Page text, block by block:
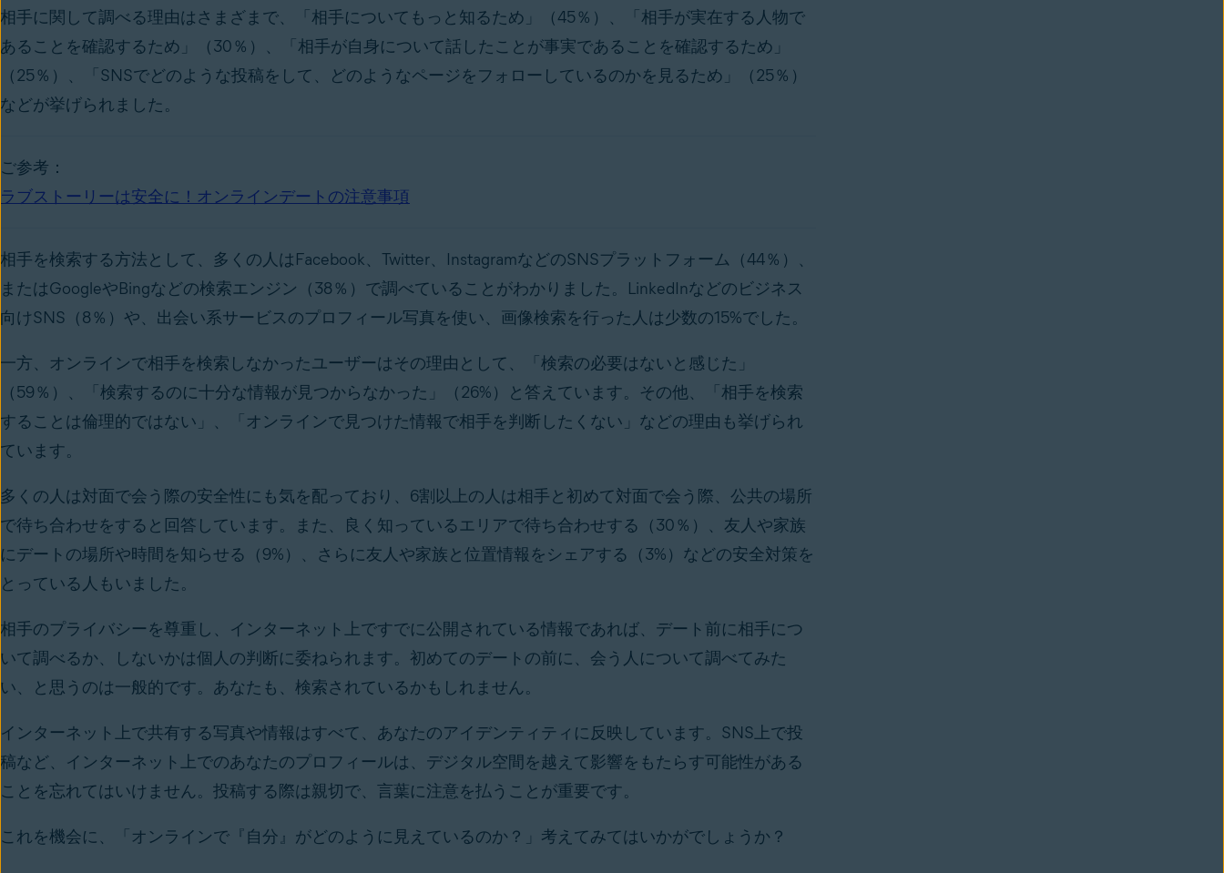
相手に関して調べる理由はさまざまで、「相手についてもっと知るため」（45％）、「相手が実在する人物で
あることを確認するため」（30％）、「相手が自身について話したことが事実であることを確認するため」
（25％）、「SNSでどのような投稿をして、どのようなページをフォローしているのかを見るため」（25％）
などが挙げられました。
ご参考：
ラブストーリーは安全に！オンラインデートの注意事項
相手を検索する方法として、多くの人はFacebook、Twitter、InstagramなどのSNSプラットフォーム（44％）、
またはGoogleやBingなどの検索エンジン（38％）で調べていることがわかりました。LinkedInなどのビジネス
向けSNS（8％）や、出会い系サービスのプロフィール写真を使い、画像検索を行った人は少数の15%でした。
一方、オンラインで相手を検索しなかったユーザーはその理由として、「検索の必要はないと感じた」
（59％）、「検索するのに十分な情報が見つからなかった」（26%）と答えています。その他、「相手を検索
することは倫理的ではない」、「オンラインで見つけた情報で相手を判断したくない」などの理由も挙げられ
ています。
多くの人は対面で会う際の安全性にも気を配っており、6割以上の人は相手と初めて対面で会う際、公共の場所
で待ち合わせをすると回答しています。また、良く知っているエリアで待ち合わせする（30％）、友人や家族
にデートの場所や時間を知らせる（9%）、さらに友人や家族と位置情報をシェアする（3%）などの安全対策を
とっている人もいました。
相手のプライバシーを尊重し、インターネット上ですでに公開されている情報であれば、デート前に相手につ
いて調べるか、しないかは個人の判断に委ねられます。初めてのデートの前に、会う人について調べてみた
い、と思うのは一般的です。あなたも、検索されているかもしれません。
インターネット上で共有する写真や情報はすべて、あなたのアイデンティティに反映しています。SNS上で投
稿など、インターネット上でのあなたのプロフィールは、デジタル空間を越えて影響をもたらす可能性がある
ことを忘れてはいけません。投稿する際は親切で、言葉に注意を払うことが重要です。
これを機会に、「オンラインで『自分』がどのように見えているのか？」考えてみてはいかがでしょうか？